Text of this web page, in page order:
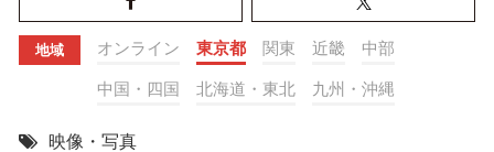
地域 オンライン 東京都 関東 近畿 中部
中国・四国 北海道・東北 九州・沖縄
映像・写真